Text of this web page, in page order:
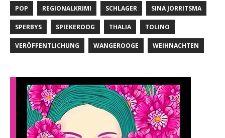
POP REGIONALKRIMI SCHLAGER SINA JORRITSMA
SPERBYS SPIEKEROOG THALIA TOLINO
VERÖFFENTLICHUNG WANGEROOGE WEIHNACHTEN